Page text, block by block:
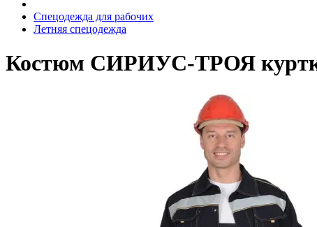
Спецодежда для рабочих
Летняя спецодежда
Костюм СИРИУС-ТРОЯ